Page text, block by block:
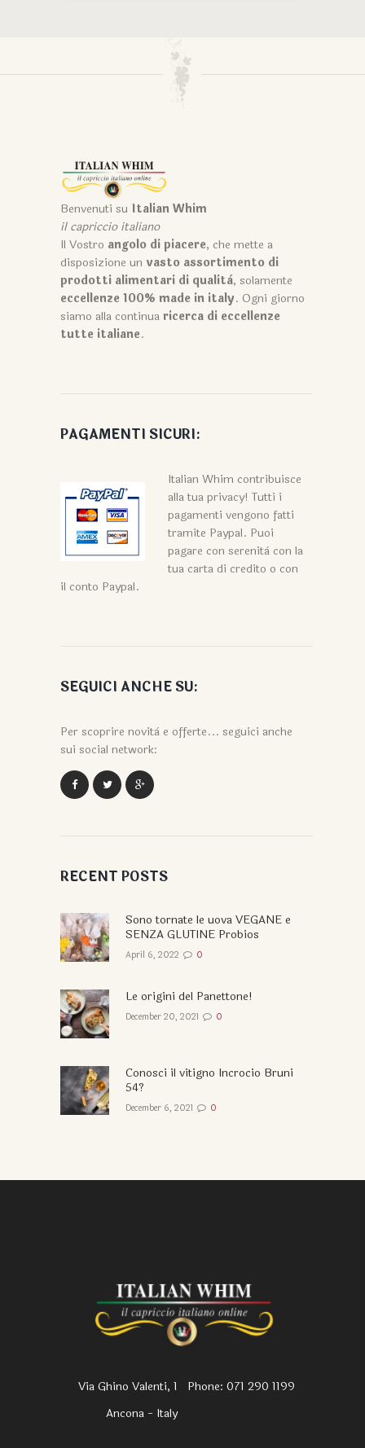
Benvenuti su Italian Whim
il capriccio italiano
Il Vostro angolo di piacere, che mette a
disposizione un vasto assortimento di
prodotti alimentari di qualità, solamente
eccellenze 100% made in italy. Ogni giorno
siamo alla continuaricerca di eccellenze
tutte italiane.
PAGAMENTI SICURI:
Italian Whim contribuisce
alla tua privacy! Tutti i
pagamenti vengono fatti
tramite Paypal. Puoi
pagare con serenità con la
tua carta di credito o con
il conto Paypal.
SEGUICI ANCHE SU:
Per scoprire novità e offerte... seguici anche
sui social network:
RECENT POSTS
Sono tornate le uova VEGANE e
SENZA GLUTINE Probios
April 6, 2022 0
Le origini del Panettone!
December 20, 2021 0
Conosci il vitigno Incrocio Bruni
54?
December 6, 2021 0
Phone: 071 290 1199
Via Ghino Valenti, 1
Ancona - Italy